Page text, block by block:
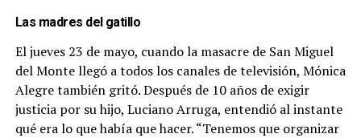
Las madres del gatillo
El jueves 23 de mayo, cuando la masacre de San Miguel
del Monte llegó a todos los canales de televisión, Mónica
Alegre también gritó. Después de 10 años de exigir
justicia por su hijo, Luciano Arruga, entendió al instante
qué era lo que había que hacer. “Tenemos que organizar